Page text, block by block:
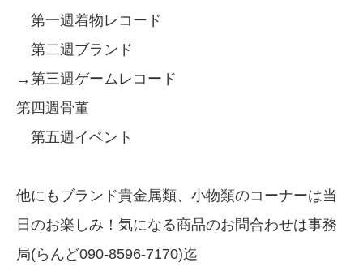
第一週着物レコード
第二週ブランド
→第三週ゲームレコード
第四週骨董
第五週イベント
他にもブランド貴金属類、小物類のコーナーは当
日のお楽しみ！気になる商品のお問合わせは事務
局(らんど090-8596-7170)迄